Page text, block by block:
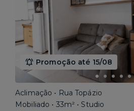
Promoção até 15/08
Aclimação • Rua Topázio
Mobiliado • 33m² • Studio